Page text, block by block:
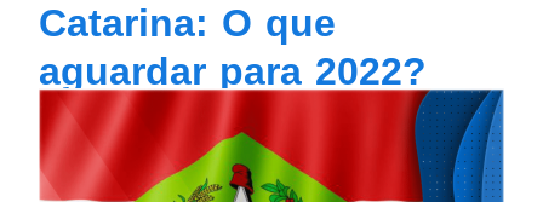
Catarina: O que
aguardar para 2022?
Publicação: